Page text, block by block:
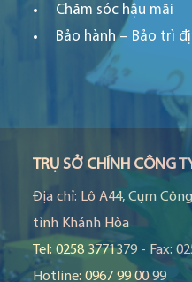
Chăm sóc hậu mãi
Bảo hành – Bảo trì
TRỤ SỞ CHÍNH CÔNG
Địa chỉ: Lô A44, Cụm
tỉnh Khánh Hòa
Tel: 0258 3771379 - Fax:
Hotline: 0967 99 00 99